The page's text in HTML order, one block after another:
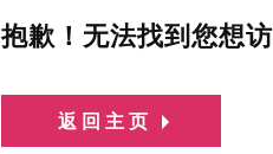
抱歉！无法找到您想访
返回主页